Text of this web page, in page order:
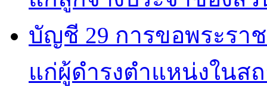
บัญชี 29 การขอพระรา
แก่ผู้ดำรงตำแหน่งในส